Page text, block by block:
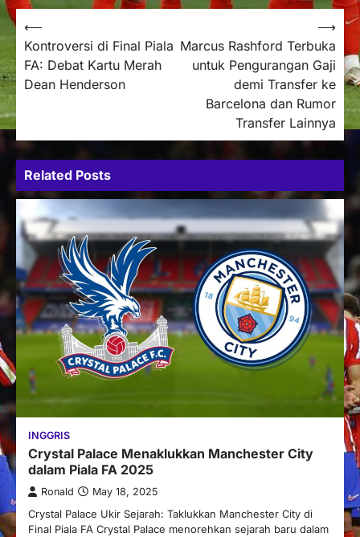
Post
navigation
⟵
Kontroversi di Final Piala
FA: Debat Kartu Merah
Dean Henderson
Marcus Rashford Terbuka
untuk Pengurangan Gaji
demi Transfer ke
Barcelona dan Rumor
Transfer Lainnya
⟶
Related Posts
INGGRIS
Crystal Palace Menaklukkan Manchester City
dalam Piala FA 2025
Ronald May 18, 2025
Crystal Palace Ukir Sejarah: Taklukkan Manchester City di
Final Piala FA Crystal Palace menorehkan sejarah baru dalam